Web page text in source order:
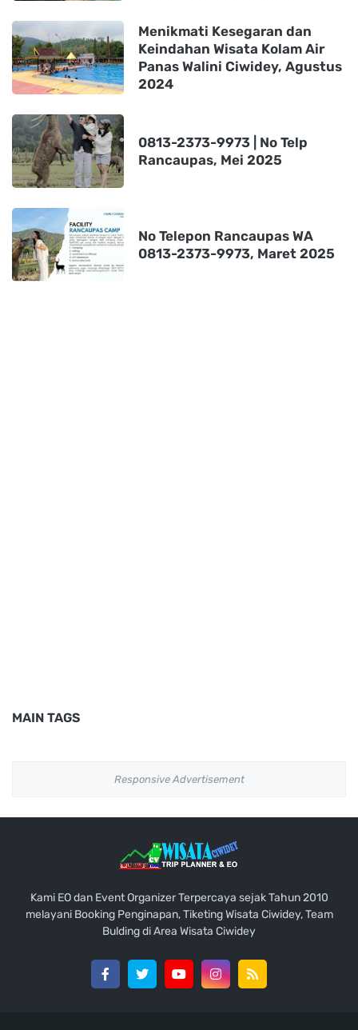
Menikmati Kesegaran dan
Keindahan Wisata Kolam Air
Panas Walini Ciwidey, Agustus
2024
0813-2373-9973 | No Telp
Rancaupas, Mei 2025
No Telepon Rancaupas WA
0813-2373-9973, Maret 2025
MAIN TAGS
Responsive Advertisement
Kami EO dan Event Organizer Terpercaya sejak Tahun 2010
melayani Booking Penginapan, Tiketing Wisata Ciwidey, Team
Bulding di Area Wisata Ciwidey